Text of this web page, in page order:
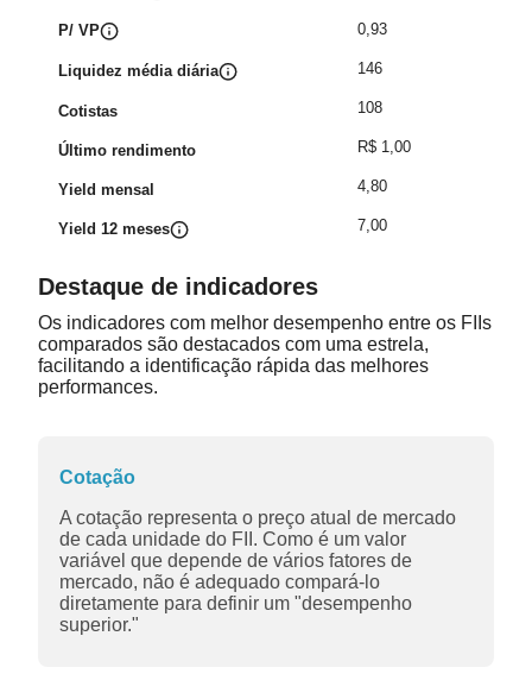
P/ VP
Liquidez média diária
Cotistas
Último rendimento
Yield mensal
Yield 12 meses
0,93
146
108
R$ 1,00
4,80
7,00
Destaque de indicadores
Os indicadores com melhor desempenho entre os FIIs
comparados são destacados com uma estrela,
facilitando a identificação rápida das melhores
performances.
Cotação
A cotação representa o preço atual de mercado
de cada unidade do FII. Como é um valor
variável que depende de vários fatores de
mercado, não é adequado compará-lo
diretamente para definir um "desempenho
superior."